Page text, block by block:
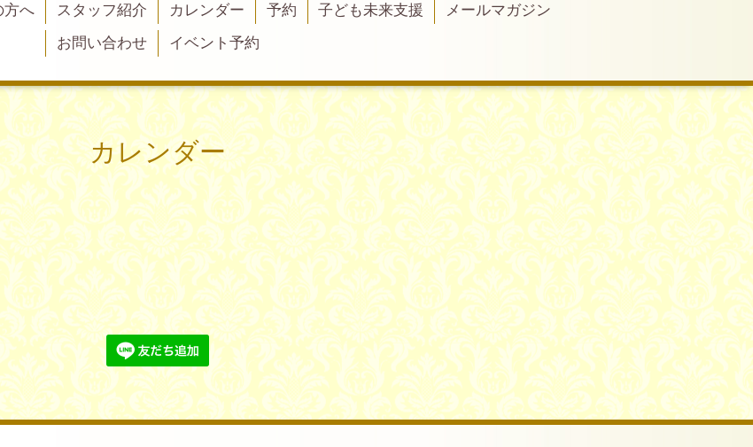
方へ スタッフ紹介 カレンダー 予約 子ども未来支援
メールマガジン
お問い合わせ
イベント予約
カレンダー